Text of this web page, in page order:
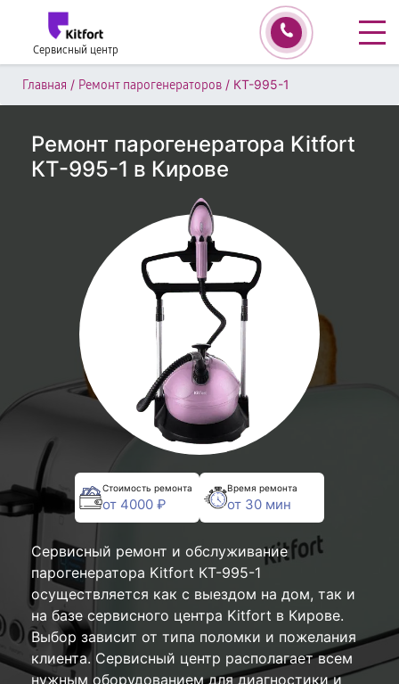
Сервисный центр
Главная / Ремонт парогенераторов / КТ-995-1
Ремонт парогенератора Kitfort
КТ-995-1 в Кирове
Стоимость ремонта
от 4000 ₽
Время ремонта
от 30 мин
Сервисный ремонт и обслуживание
парогенератора Kitfort КТ-995-1
осуществляется как с выездом на дом, так и
на базе сервисного центра Kitfort в Кирове.
Выбор зависит от типа поломки и пожелания
клиента. Сервисный центр располагает всем
нужным оборудованием для диагностики и